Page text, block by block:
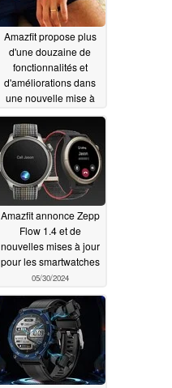
Amazfit propose plus
d'une douzaine de
fonctionnalités et
d'améliorations dans
une nouvelle mise à
06/25/2024
Amazfit annonce Zepp
Flow 1.4 et de
nouvelles mises à jour
pour les smartwatches
05/30/2024